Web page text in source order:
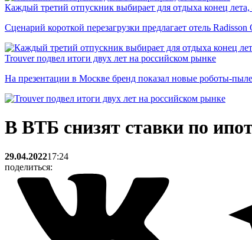
Каждый третий отпускник выбирает для отдыха конец
Сценарий короткой перезагрузки предлагает отель
Trouver подвел итоги двух лет на российском рынке
На презентации в Москве бренд показал новые роботы-
В ВТБ снизят ставки по
29.04.202217:24
поделиться: